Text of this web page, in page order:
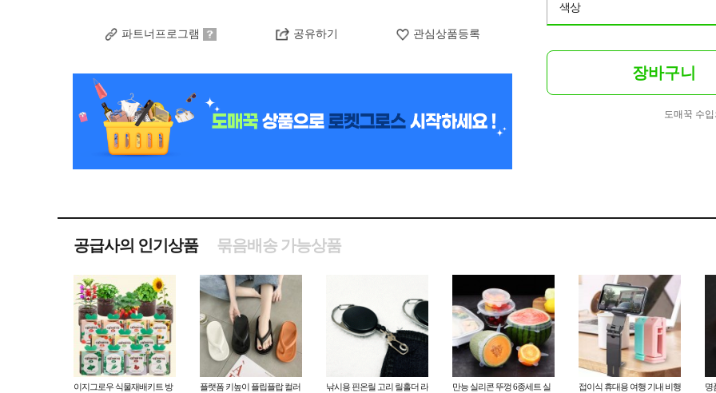
파트너프로그램 공유하기 관심상품등록
색상
장바구니
도매꾹 수
공급사의 인기상품 묶음배송 가능상품
이지그로우 식물재배키트 방
플랫폼 키높이 플립플랍 컬러
낚시용 핀온릴 고리 릴홀더 라
만능 실리콘 뚜껑 6종세트 실
접이식 휴대용 여행 기내 비행
명